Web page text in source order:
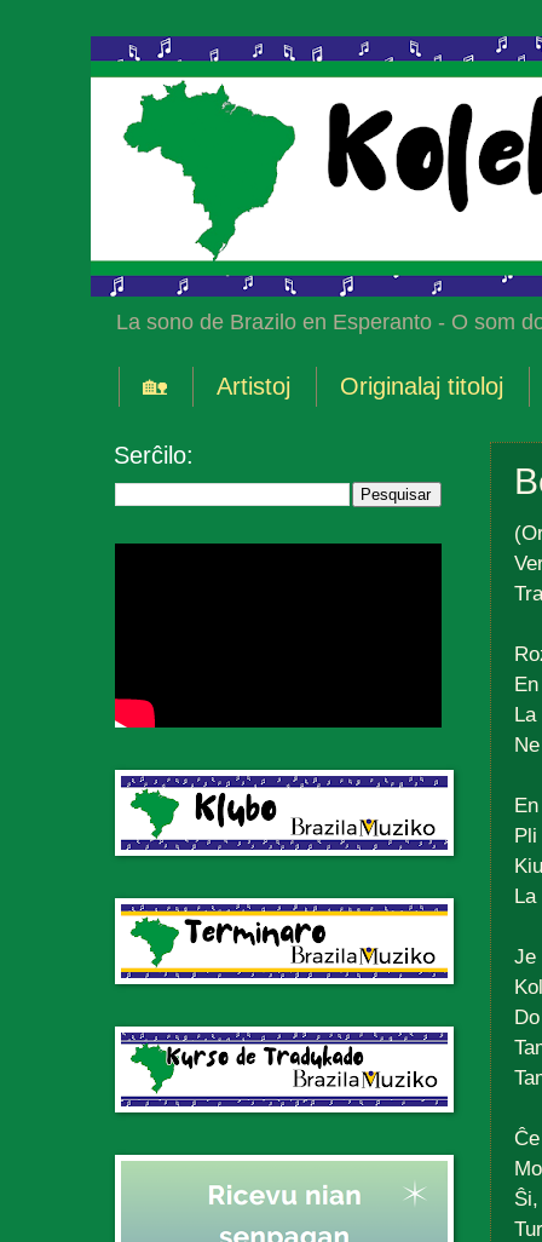
La sono de Brazilo en Esperanto - O som
🏡 Artistoj Originalaj titoloj
La
La
Je
Serĉilo: